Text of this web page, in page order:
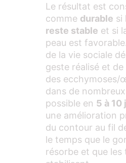
Le résultat est
comme durable si
reste stable et si
peau est
de la vie sociale
geste réalisé et de
des ecchymoses/
dans de
possible en 5 à 10
une amélioration
du contour au fil
le temps que le
résorbe et que les